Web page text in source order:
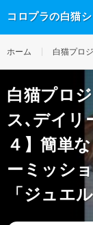
コロプラの白猫
ホーム 白猫プロ
白猫プロ
ス､デイリ
４】簡単
ーミッシ
「ジュエ